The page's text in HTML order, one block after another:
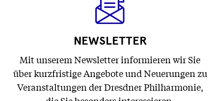
NEWSLETTER
Mit unserem Newsletter informieren wir Sie
über kurzfristige Angebote und Neuerungen zu
Veranstaltungen der Dresdner Philharmonie,